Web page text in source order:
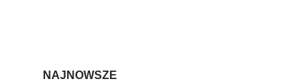
NAJNOWSZE